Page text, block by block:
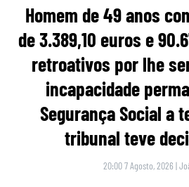
Homem de 49 anos
de 3.389,10 euros e
retroativos por lhe
incapacidade
Segurança Social a
tribunal teve
20:00 7 Agosto, 2026 |